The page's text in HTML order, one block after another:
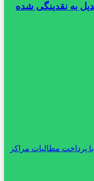
به نقدینگی شده
پرداخت مطالبات مراکز